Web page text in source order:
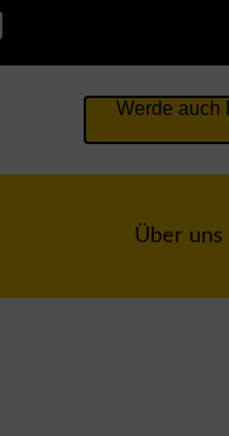
Werde auch
Über uns